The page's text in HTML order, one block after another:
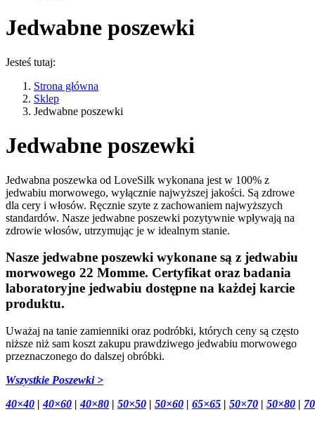
Jedwabne poszewki
Jesteś tutaj:
Strona główna
Sklep
Jedwabne poszewki
Jedwabne poszewki
Jedwabna poszewka od LoveSilk wykonana jest w 100% z
jedwabiu morwowego, wyłącznie najwyższej jakości. Są zdrowe
dla cery i włosów. Ręcznie szyte z zachowaniem najwyższych
standardów. Nasze jedwabne poszewki pozytywnie wpływają na
zdrowie włosów, utrzymując je w idealnym stanie.
Nasze jedwabne poszewki wykonane są z jedwabiu
morwowego 22 Momme. Certyfikat oraz badania
laboratoryjne jedwabiu dostępne na każdej karcie
produktu.
Uważaj na tanie zamienniki oraz podróbki, których ceny są często
niższe niż sam koszt zakupu prawdziwego jedwabiu morwowego
przeznaczonego do dalszej obróbki.
Wszystkie Poszewki >
40×40 |40×60 |40×80 | 50×50 | 50×60 | 65×65 | 50×70 | 50×80 |